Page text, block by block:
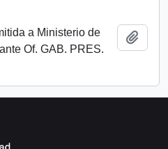
a Ministerio de
Of. GAB. PRES.